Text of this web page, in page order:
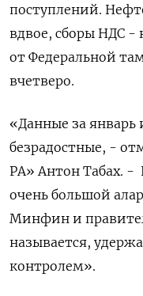
поступлений.
вдвое, сборы НДС -
от Федеральной
вчетверо.
«Данные за январь
безрадостные, -
РА» Антон Табах. -
очень большой
Минфин и
называется,
контролем».